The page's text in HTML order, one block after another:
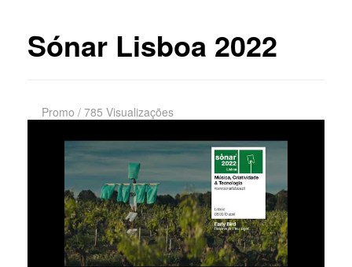
Sónar Lisboa 2022
Promo / 785 Visualizações